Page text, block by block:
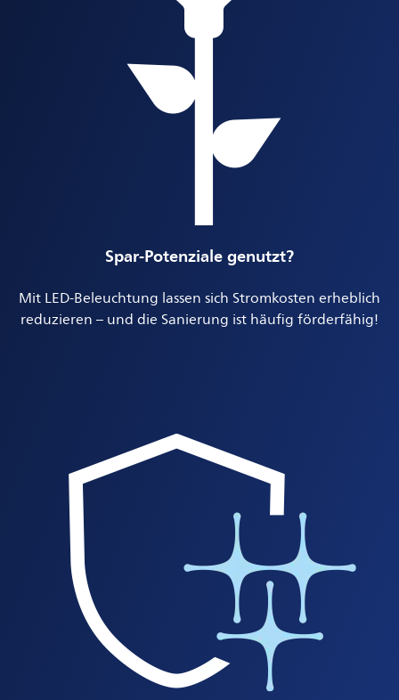
Spar-Potenziale genutzt?
Mit LED-Beleuchtung lassen sich Stromkosten erheblich
reduzieren – und die Sanierung ist häufig förderfähig!